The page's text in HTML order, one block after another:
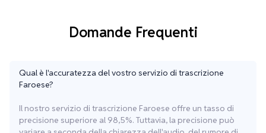
Domande Frequenti
Qual è l'accuratezza del vostro servizio di trascrizione
Faroese?
Il nostro servizio di trascrizione Faroese offre un tasso di
precisione superiore al 98,5%. Tuttavia, la precisione può